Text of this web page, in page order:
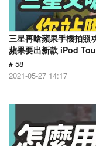
三星再嗆蘋果手機拍照
蘋果要出新款 iPod
# 58
2021-05-27 14:17